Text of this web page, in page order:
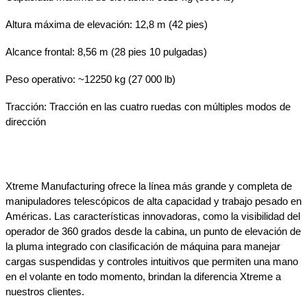
Altura máxima de elevación: 12,8 m (42 pies)
Alcance frontal: 8,56 m (28 pies 10 pulgadas)
Peso operativo: ~12250 kg (27 000 lb)
Tracción: Tracción en las cuatro ruedas con múltiples modos de
dirección
Xtreme Manufacturing ofrece la línea más grande y completa de
manipuladores telescópicos de alta capacidad y trabajo pesado en
Américas. Las características innovadoras, como la visibilidad del
operador de 360 ​​grados desde la cabina, un punto de elevación de
la pluma integrado con clasificación de máquina para manejar
cargas suspendidas y controles intuitivos que permiten una mano
en el volante en todo momento, brindan la diferencia Xtreme a
nuestros clientes.